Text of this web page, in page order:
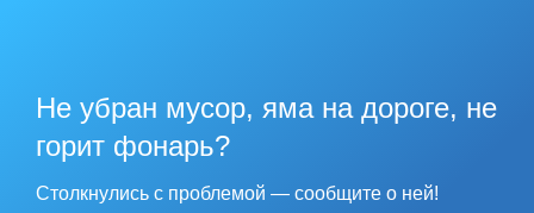
Не убран мусор, яма на дороге, не
горит фонарь?
Столкнулись с проблемой — сообщите о ней!